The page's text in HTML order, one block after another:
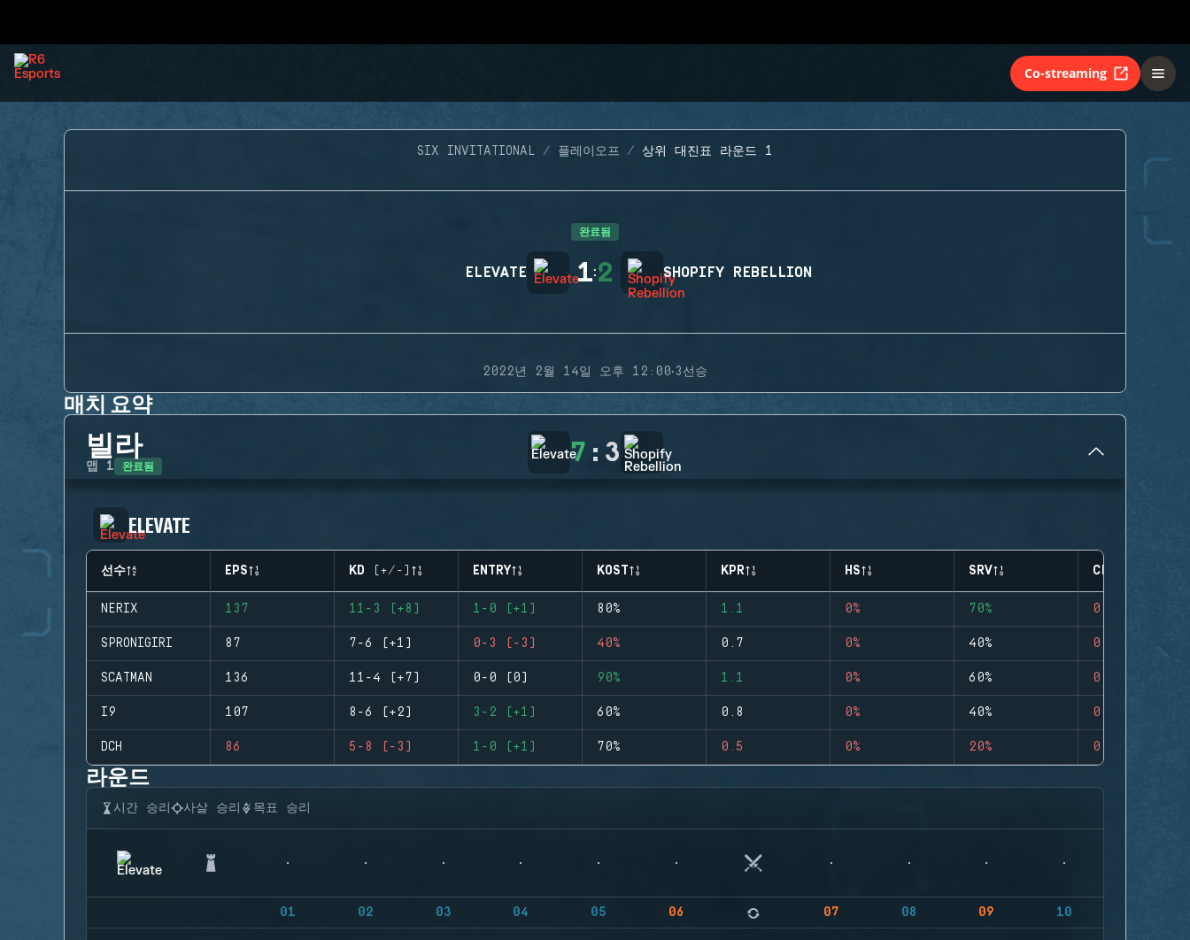
Co-streaming
SIX INVITATIONAL 플레이오프 상위 대진표 라운드 1
완료됨
ELEVATE 1:2 SHOPIFY REBELLION
2022년 2월 14일 오후 12:00·3선승
매치 요약
빌라
맵 1 완료됨 7 : 3
ELEVATE
선수 EPS KD (+/-) ENTRY KOST KPR HS SRV CLUTCHES
NERIX 137 11-3 (+8) 1-0 (+1) 80% 1.1 0% 70% 0
SPRONIGIRI 87 7-6 (+1) 0-3 (-3) 40% 0.7 0% 40% 0
SCATMAN 136 11-4 (+7) 0-0 (0) 90% 1.1 0% 60% 0
I9 107 8-6 (+2) 3-2 (+1) 60% 0.8 0% 40% 0
DCH 86 5-8 (-3) 1-0 (+1) 70% 0.5 0% 20% 0
라운드
시간 승리 사살 승리 목표 승리
01 02 03 04 05 06 07 08 09 10